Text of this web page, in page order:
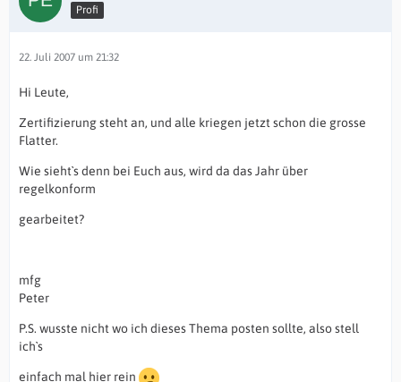
Profi
22. Juli 2007 um 21:32
Hi Leute,
Zertifizierung steht an, und alle kriegen jetzt schon die grosse
Flatter.
Wie sieht`s denn bei Euch aus, wird da das Jahr über
regelkonform
gearbeitet?
mfg
Peter
P.S. wusste nicht wo ich dieses Thema posten sollte, also stell
ich`s
einfach mal hier rein